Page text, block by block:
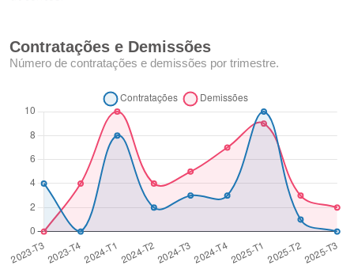
Contratações e Demissões
Número de contratações e demissões por trimestre.